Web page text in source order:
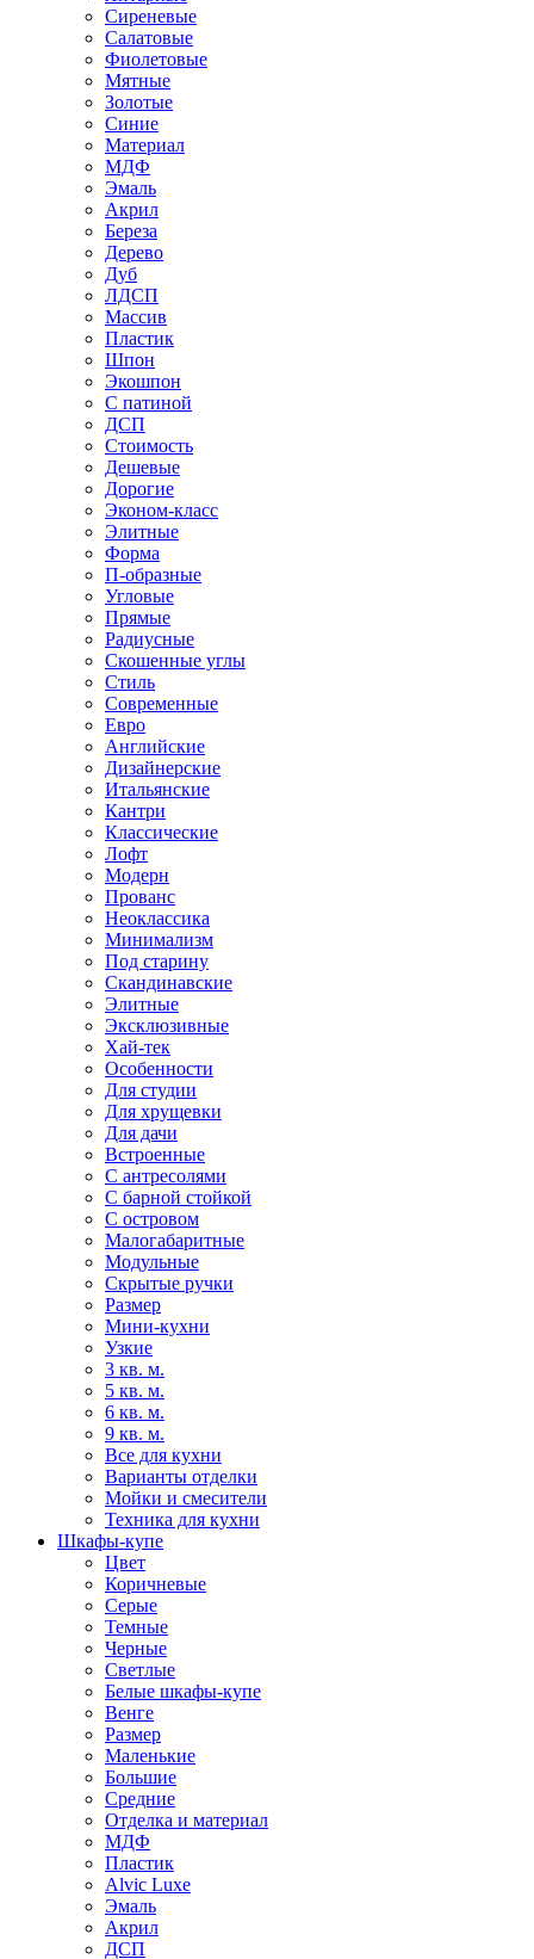
Сиреневые
Салатовые
Фиолетовые
Мятные
Золотые
Синие
Материал
МДФ
Эмаль
Акрил
Береза
Дерево
Дуб
ЛДСП
Массив
Пластик
Шпон
Экошпон
С патиной
ДСП
Стоимость
Дешевые
Дорогие
Эконом-класс
Элитные
Форма
П-образные
Угловые
Прямые
Радиусные
Скошенные углы
Стиль
Современные
Евро
Английские
Дизайнерские
Итальянские
Кантри
Классические
Лофт
Модерн
Прованс
Неоклассика
Минимализм
Под старину
Скандинавские
Элитные
Эксклюзивные
Хай-тек
Особенности
Для студии
Для хрущевки
Для дачи
Встроенные
С антресолями
С барной стойкой
С островом
Малогабаритные
Модульные
Скрытые ручки
Размер
Мини-кухни
Узкие
3 кв. м.
5 кв. м.
6 кв. м.
9 кв. м.
Все для кухни
Варианты отделки
Мойки и смесители
Техника для кухни
Шкафы-купе
Цвет
Коричневые
Серые
Темные
Черные
Светлые
Белые шкафы-купе
Венге
Размер
Маленькие
Большие
Средние
Отделка и материал
МДФ
Пластик
Alvic Luxe
Эмаль
Акрил
ДСП